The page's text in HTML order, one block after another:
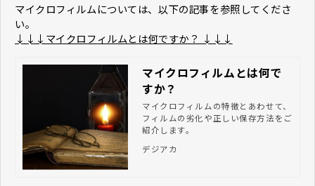
マイクロフィルムについては、以下の記事を参照してくださ
い。
↓↓↓マイクロフィルムとは何ですか？ ↓↓↓
マイクロフィルムとは何で
すか？
マイクロフィルムの特徴とあわせて、
フィルムの劣化や正しい保存方法をご
紹介します。
デジアカ